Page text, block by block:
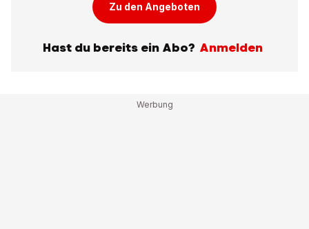
Zu den Angeboten
Hast du bereits ein Abo? Anmelden